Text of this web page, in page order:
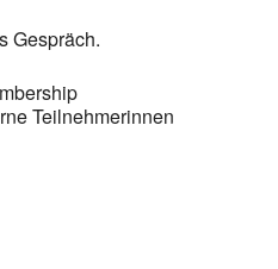
Gespräch.
Teilnehmerinnen